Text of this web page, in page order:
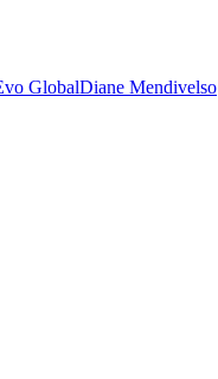
GlobalDiane Mendivelso